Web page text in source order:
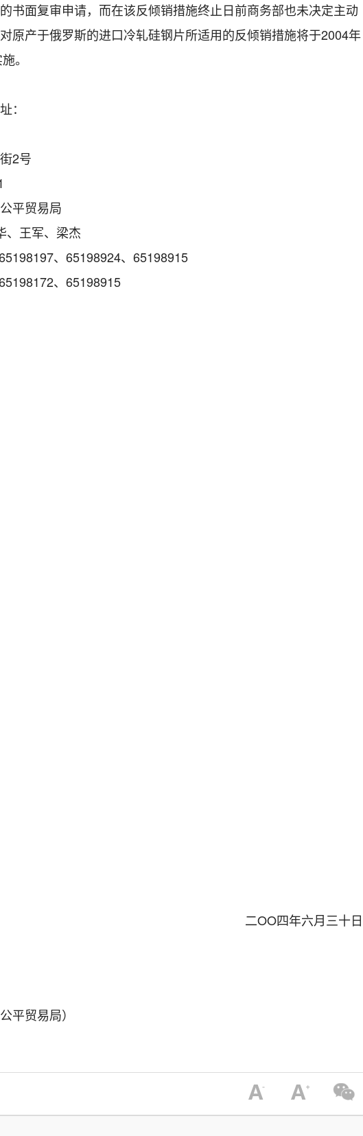
书面复审申请，而在该反倾销措施终止日前商务部也未决定主动
原产于俄罗斯的进口冷轧硅钢片所适用的反倾销措施将于2004年
。
2号
平贸易局
王军、梁杰
、65198924、65198915
、65198915
二OO四年六月三十日
贸易局）